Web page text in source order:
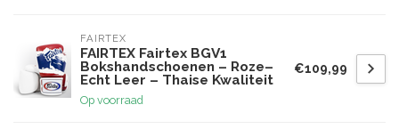
FAIRTEX
FAIRTEX Fairtex BGV1
Bokshandschoenen – Roze–
Echt Leer – Thaise Kwaliteit
Op voorraad
€109,99